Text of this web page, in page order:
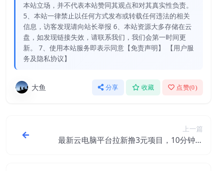
本站立场，并不代表本站赞同其观点和对其真实性负责。
5、本站一律禁止以任何方式发布或转载任何违法的相关
信息，访客发现请向站长举报 6、本站资源大多存储在云
盘，如发现链接失效，请联系我们，我们会第一时间更
新。 7、使用本站服务即表示同意【免责声明】 【用户服
务及隐私协议】
大鱼 分享 收藏 点赞(0)
上一篇
最新云电脑平台拉新撸3元项目，10分钟账